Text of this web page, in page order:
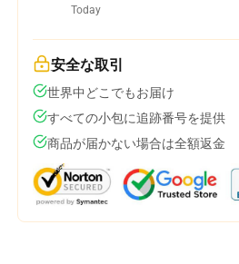
Today
安全な取引
世界中どこでもお届け
すべての小包に追跡番号を提供
商品が届かない場合は全額返金